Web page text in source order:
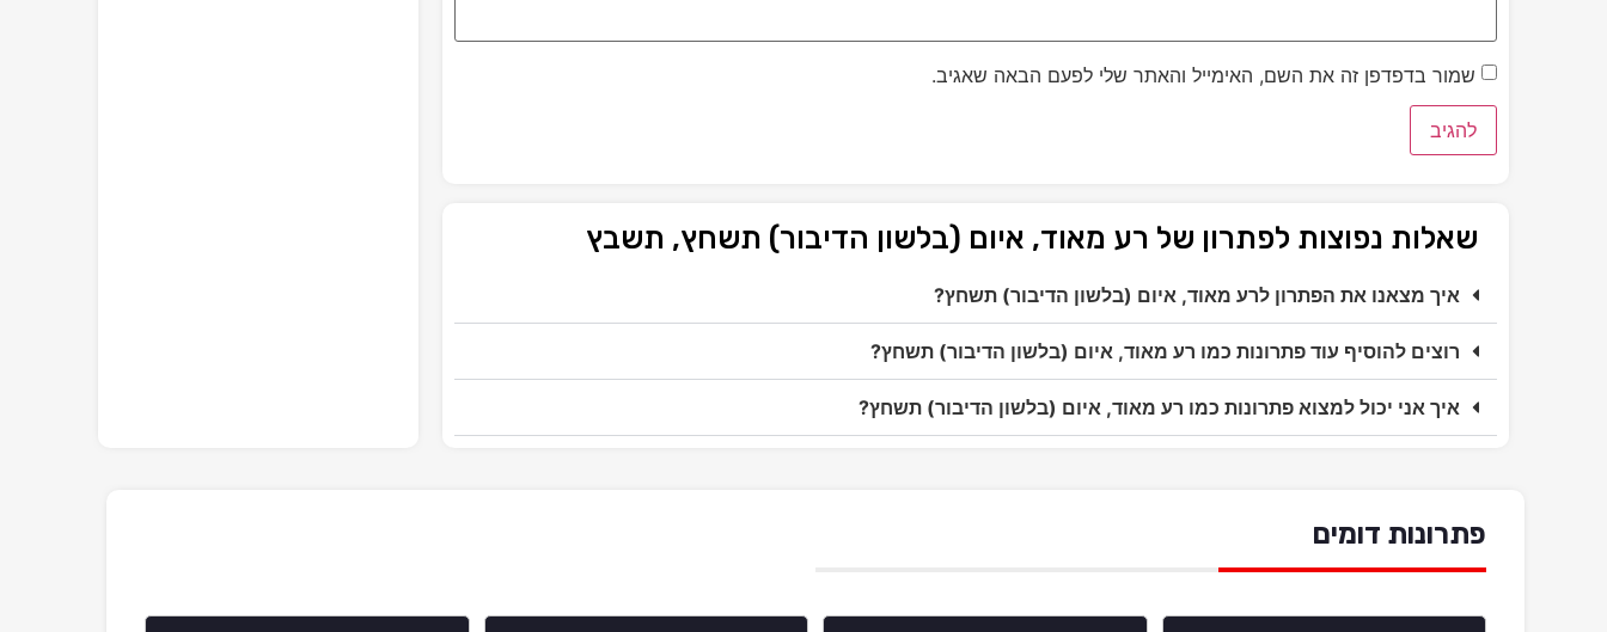
שמור בדפדפן זה את השם, האימייל והאתר שלי לפעם הבאה שאגיב.
שאלות נפוצות לפתרון של רע מאוד, איום (בלשון הדיבור) תשחץ, תשבץ
איך מצאנו את הפתרון לרע מאוד, איום (בלשון הדיבור) תשחץ?
רוצים להוסיף עוד פתרונות כמו רע מאוד, איום (בלשון הדיבור) תשחץ?
איך אני יכול למצוא פתרונות כמו רע מאוד, איום (בלשון הדיבור) תשחץ?
פתרונות דומים